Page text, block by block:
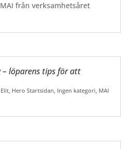
från verksamhetsåret
löparens tips för att
, Hero Startsidan, Ingen kategori, MAI